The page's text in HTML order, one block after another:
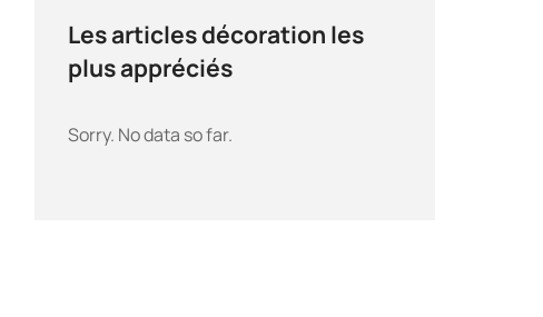
Les articles décoration les
plus appréciés
Sorry. No data so far.